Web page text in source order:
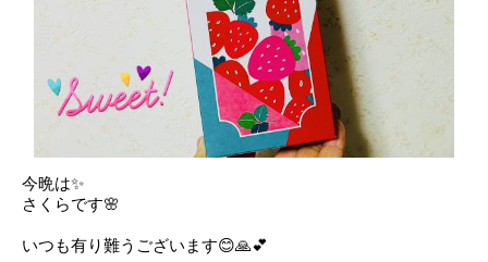
今晩は✨
さくらです🌸
いつも有り難うございます😊🙏💕